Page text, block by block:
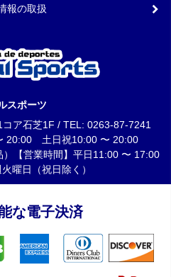
報の取扱
スポーツ
ア石芝1F / TEL: 0263-87-7241
20:00 土日祝10:00 〜 20:00
【営業時間】平日11:00 〜 17:00
曜日（祝日除く）
な電子決済